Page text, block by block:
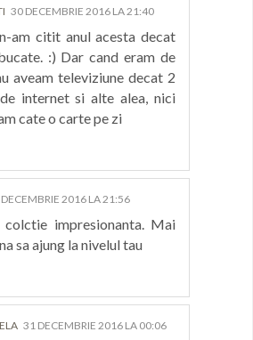
30 DECEMBRIE 2016 LA 21:40
am citit anul acesta decat
:) Dar cand eram de
aveam televiziune decat 2
internet si alte alea, nici
cate o carte pe zi
2016 LA 21:56
colctie impresionanta. Mai
sa ajung la nivelul tau
31 DECEMBRIE 2016 LA 00:06